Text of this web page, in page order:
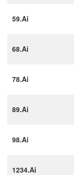
59.Ai
68.Ai
78.Ai
89.Ai
98.Ai
1234.Ai